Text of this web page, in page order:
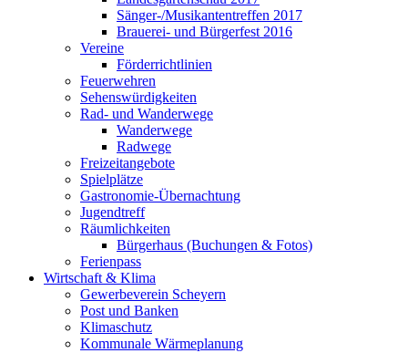
Sänger-/Musikantentreffen 2017
Brauerei- und Bürgerfest 2016
Vereine
Förderrichtlinien
Feuerwehren
Sehenswürdigkeiten
Rad- und Wanderwege
Wanderwege
Radwege
Freizeitangebote
Spielplätze
Gastronomie-Übernachtung
Jugendtreff
Räumlichkeiten
Bürgerhaus (Buchungen & Fotos)
Ferienpass
Wirtschaft & Klima
Gewerbeverein Scheyern
Post und Banken
Klimaschutz
Kommunale Wärmeplanung